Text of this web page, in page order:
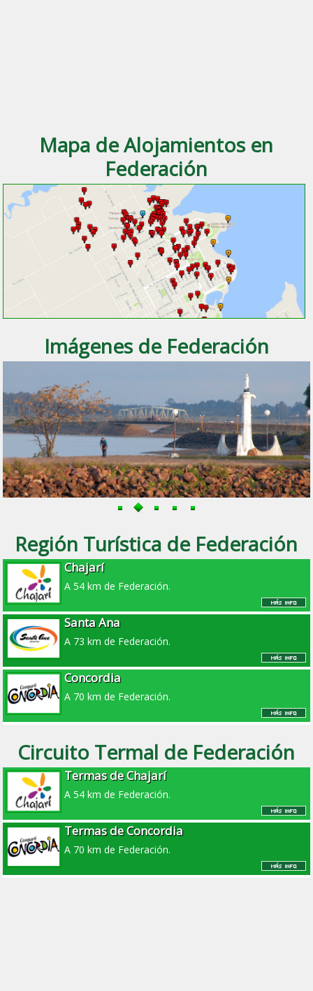
Mapa de Alojamientos en
Federación
Imágenes de Federación
Región Turística de Federación
Chajarí
A 54 km de Federación.
Santa Ana
A 73 km de Federación.
Concordia
A 70 km de Federación.
Circuito Termal de Federación
Termas de Chajarí
A 54 km de Federación.
Termas de Concordia
A 70 km de Federación.